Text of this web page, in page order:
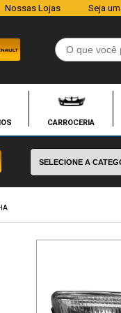
Nossas Lojas Seja
CARROCERIA